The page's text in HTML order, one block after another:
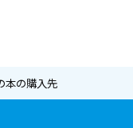
本の購入先